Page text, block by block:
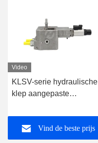
Video
KLSV-serie hydraulische
klep aangepaste
klep
Vind de beste prijs